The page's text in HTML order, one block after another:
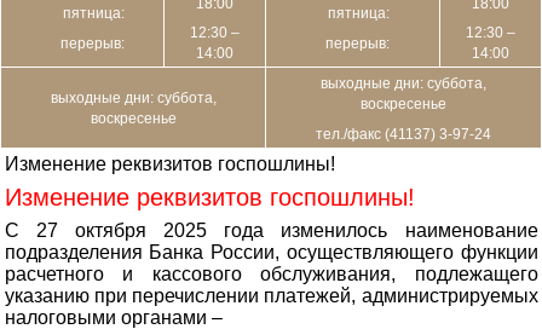
пятница:
перерыв:
12:30 –
14:00
пятница:
перерыв:
12:30 –
14:00
выходные дни: суббота,
воскресенье
выходные дни: суббота,
воскресенье
тел./факс (41137) 3-97-24
Изменение реквизитов госпошлины!
Изменение реквизитов госпошлины!
С 27 октября 2025 года изменилось наименование
подразделения Банка России, осуществляющего функции
расчетного и кассового обслуживания, подлежащего
указанию при перечислении платежей, администрируемых
налоговыми органами –